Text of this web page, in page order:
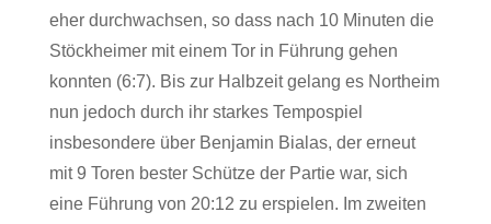
eher durchwachsen, so dass nach 10 Minuten die
Stöckheimer mit einem Tor in Führung gehen
konnten (6:7). Bis zur Halbzeit gelang es Northeim
nun jedoch durch ihr starkes Tempospiel
insbesondere über Benjamin Bialas, der erneut
mit 9 Toren bester Schütze der Partie war, sich
eine Führung von 20:12 zu erspielen. Im zweiten